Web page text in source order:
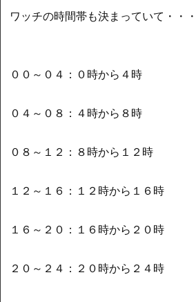
ワッチの時間帯も決まっていて・・・
００～０４：０時から４時
０４～０８：４時から８時
０８～１２：８時から１２時
１２～１６：１２時から１６時
１６～２０：１６時から２０時
２０～２４：２０時から２４時